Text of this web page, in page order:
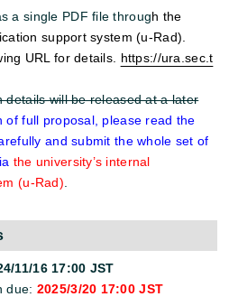
a single PDF file through the
support system (u-Rad).
URL for details. https://ura.sec.t
details will be released at a later
of full proposal, please read the
and submit the whole set of
the university’s internal
(u-Rad)
11/16 17:00 JST
due: 2025/3/20 17:00 JST